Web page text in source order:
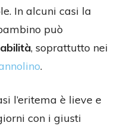
In alcuni casi la
può
, soprattutto nei
.
l’eritema è lieve e
con i giusti